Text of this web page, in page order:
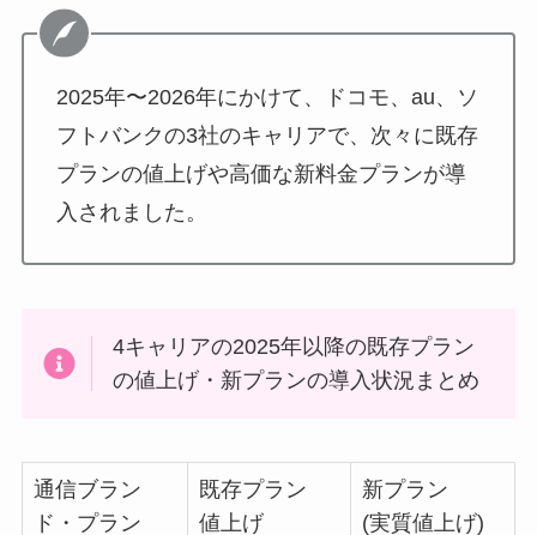
2025年〜2026年にかけて、ドコモ、au、ソ
フトバンクの3社のキャリアで、次々に既存
プランの値上げや高価な新料金プランが導
入されました。
4キャリアの2025年以降の既存プラン
の値上げ・新プランの導入状況まとめ
通信ブラン
ド・プラン
既存プラン
値上げ
新プラン
(実質値上げ)